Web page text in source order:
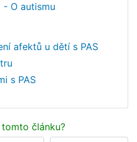
O autismu
afektů u dětí s PAS
s PAS
článku?